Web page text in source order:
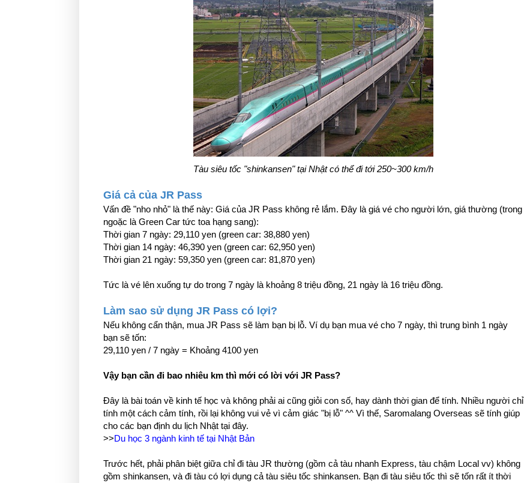
Tàu siêu tốc "shinkansen" tại Nhật có thể đi tới 250~300 km/h
Giá cả của JR Pass
Vấn đề "nho nhỏ" là thế này: Giá của JR Pass không rẻ lắm. Đây là giá vé cho người lớn, giá thường (trong
ngoặc là Green Car tức toa hạng sang):
Thời gian 7 ngày: 29,110 yen (green car: 38,880 yen)
Thời gian 14 ngày: 46,390 yen (green car: 62,950 yen)
Thời gian 21 ngày: 59,350 yen (green car: 81,870 yen)
Tức là vé lên xuống tự do trong 7 ngày là khoảng 8 triệu đồng, 21 ngày là 16 triệu đồng.
Làm sao sử dụng JR Pass có lợi?
Nếu không cẩn thận, mua JR Pass sẽ làm bạn bị lỗ. Ví dụ bạn mua vé cho 7 ngày, thì trung bình 1 ngày
bạn sẽ tốn:
29,110 yen / 7 ngày = Khoảng 4100 yen
Vậy bạn cần đi bao nhiêu km thì mới có lời với JR Pass?
Đây là bài toán về kinh tế học và không phải ai cũng giỏi con số, hay dành thời gian để tính. Nhiều người chỉ
tính một cách cảm tính, rồi lại không vui vẻ vì cảm giác "bị lỗ" ^^ Vì thế, Saromalang Overseas sẽ tính giúp
cho các bạn định du lịch Nhật tại đây.
>>Du học 3 ngành kinh tế tại Nhật Bản
Trước hết, phải phân biệt giữa chỉ đi tàu JR thường (gồm cả tàu nhanh Express, tàu chậm Local vv) không
gồm shinkansen, và đi tàu có lợi dụng cả tàu siêu tốc shinkansen. Bạn đi tàu siêu tốc thì sẽ tốn rất ít thời